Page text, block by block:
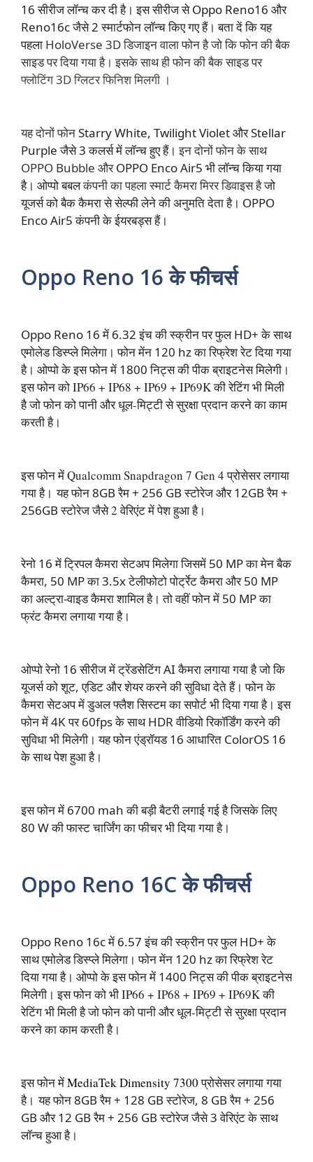
16 सीरीज लॉन्च कर दी है। इस सीरीज से Oppo Reno16 और
Reno16c जैसे 2 स्मार्टफोन लॉन्च किए गए हैं। बता दें कि यह
पहला HoloVerse 3D डिजाइन वाला फोन है जो कि फोन की बैक
साइड पर दिया गया है। इसके साथ ही फोन की बैक साइड पर
फ्लोटिंग 3D ग्लिटर फिनिश मिलगी ।
यह दोनों फोनStarry White, Twilight Violet और Stellar
Purple जैसे 3 कलर्स में लॉन्च हुए हैं। इन दोनों फोन के साथ
OPPO Bubble औरOPPO Enco Air5 भी लॉन्च किया गया
है। ओप्पो बबलकंपनी का पहला स्मार्ट कैमरा मिरर डिवाइस हैजो
यूजर्स को बैक कैमरा से सेल्फी लेने की अनुमति देता है। OPPO
Enco Air5 कंपनी के ईयरबड्स हैं।
Oppo Reno 16 के फीचर्स
Oppo Reno 16 में 6.32 इंच की स्क्रीन पर फुल HD+ के साथ
एमोलेड डिस्प्ले मिलेगा। फोन मेंन 120 hz का रिफ्रेश रेट दिया गया
है। ओप्पो के इस फोन में 1800 निट्स की पीक ब्राइटनेस मिलेगी।
इस फोन कोIP66 + IP68 + IP69 + IP69K की रेटिंग भी मिली
है जो फोन को पानी और धूल-मिट्टी से सुरक्षा प्रदान करने का काम
करती है।
इस फोन मेंQualcomm Snapdragon 7 Gen 4 प्रोसेसर लगाया
गया है। यह फोन8GB रैम + 256 GB स्टोरेज और 12GB रैम +
256GBस्टोरेज जैसे 2 वेरिएंट में पेश हुआ है।
रेनो 16 में ट्रिपल कैमरा सेटअप मिलेगा जिसमें 50 MP का मेन बैक
कैमरा, 50 MP का 3.5x टेलीफोटो पोर्ट्रेट कैमरा और 50 MP
का अल्ट्रा-वाइड कैमरा शामिल है। तो वहीं फोन में 50 MP का
फ्रंट कैमरा लगाया गया है।
ओप्पो रेनो 16 सीरीज में ट्रेंडसेटिंग AI कैमरा लगाया गया है जो कि
यूजर्स को शूट, एडिट और शेयर करने की सुविधा देते हैं। फोन के
कैमरा सेटअप में डुअल फ्लैश सिस्टम का सपोर्ट भी दिया गया है। इस
फोन में 4K पर 60fps के साथ HDR वीडियो रिकॉर्डिंग करने की
सुविधा भी मिलेगी। यह फोन एंड्रॉयड 16 आधारित ColorOS 16
के साथ पेश हुआ है।
इस फोन में 6700 mah की बड़ी बैटरी लगाई गई है जिसके लिए
80 W की फास्ट चार्जिंग का फीचर भी दिया गया है।
Oppo Reno 16C के फीचर्स
Oppo Reno 16c में 6.57 इंच की स्क्रीन पर फुल HD+ के
साथ एमोलेड डिस्प्ले मिलेगा। फोन मेंन 120 hz का रिफ्रेश रेट
दिया गया है। ओप्पो के इस फोन में 1400 निट्स की पीक ब्राइटनेस
मिलेगी। इस फोन को भीIP66 + IP68 + IP69 + IP69K की
रेटिंग भी मिली है जो फोन को पानी और धूल-मिट्टी से सुरक्षा प्रदान
करने का काम करती है।
इस फोन मेंMediaTek Dimensity 7300प्रोसेसर लगाया गया
है। यह फोन8GB रैम + 128 GB स्टोरेज, 8 GB रैम + 256
GB और 12 GB रैम + 256 GB स्टोरेज जैसे 3 वेरिएंट के साथ
लॉन्च हुआ है।